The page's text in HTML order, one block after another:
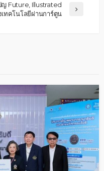
ญ Future, Illustrated
ทคโนโลยีผ่านการ์ตูน